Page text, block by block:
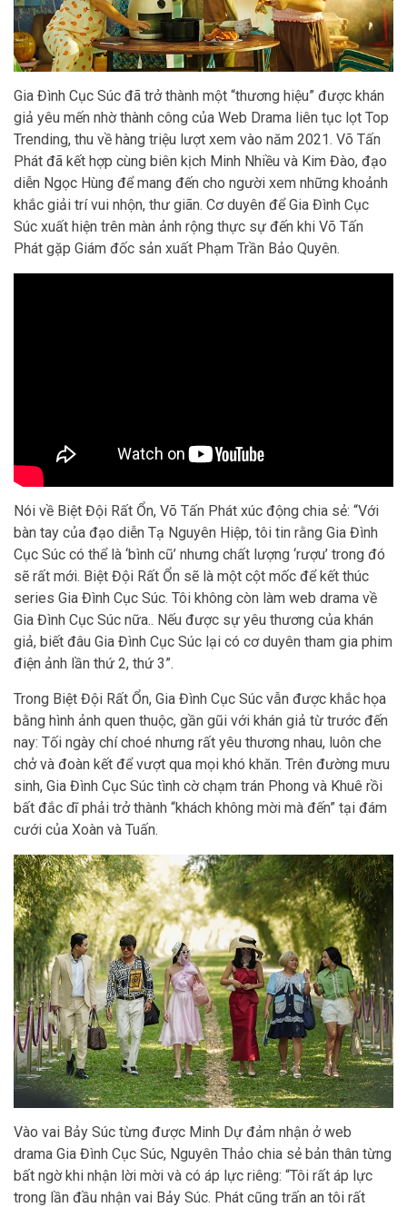
Gia Đình Cục Súc đã trở thành một “thương hiệu” được khán
giả yêu mến nhờ thành công của Web Drama liên tục lọt Top
Trending, thu về hàng triệu lượt xem vào năm 2021. Võ Tấn
Phát đã kết hợp cùng biên kịch Minh Nhiều và Kim Đào, đạo
diễn Ngọc Hùng để mang đến cho người xem những khoảnh
khắc giải trí vui nhộn, thư giãn. Cơ duyên để Gia Đình Cục
Súc xuất hiện trên màn ảnh rộng thực sự đến khi Võ Tấn
Phát gặp Giám đốc sản xuất Phạm Trần Bảo Quyên.
Nói về Biệt Đội Rất Ổn, Võ Tấn Phát xúc động chia sẻ: “Với
bàn tay của đạo diễn Tạ Nguyên Hiệp, tôi tin rằng Gia Đình
Cục Súc có thể là ‘bình cũ’ nhưng chất lượng ‘rượu’ trong đó
sẽ rất mới. Biệt Đội Rất Ổn sẽ là một cột mốc để kết thúc
series Gia Đình Cục Súc. Tôi không còn làm web drama về
Gia Đình Cục Súc nữa.. Nếu được sự yêu thương của khán
giả, biết đâu Gia Đình Cục Súc lại có cơ duyên tham gia phim
điện ảnh lần thứ 2, thứ 3”.
Trong Biệt Đội Rất Ổn, Gia Đình Cục Súc vẫn được khắc họa
bằng hình ảnh quen thuộc, gần gũi với khán giả từ trước đến
nay: Tối ngày chí choé nhưng rất yêu thương nhau, luôn che
chở và đoàn kết để vượt qua mọi khó khăn. Trên đường mưu
sinh, Gia Đình Cục Súc tình cờ chạm trán Phong và Khuê rồi
bất đắc dĩ phải trở thành “khách không mời mà đến” tại đám
cưới của Xoàn và Tuấn.
Vào vai Bảy Súc từng được Minh Dự đảm nhận ở web
drama Gia Đình Cục Súc, Nguyên Thảo chia sẻ bản thân từng
bất ngờ khi nhận lời mời và có áp lực riêng: “Tôi rất áp lực
trong lần đầu nhận vai Bảy Súc. Phát cũng trấn an tôi rất